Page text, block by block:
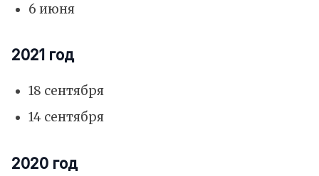
6 июня
2021 год
18 сентября
14 сентября
2020 год